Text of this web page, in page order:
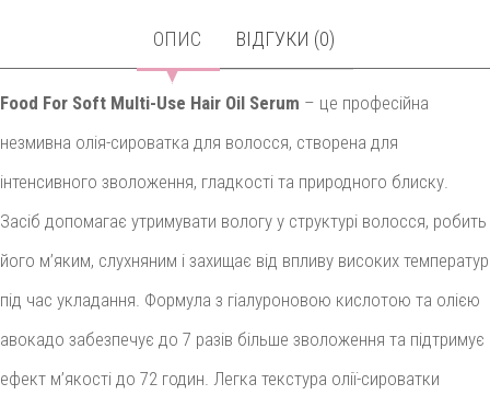
ОПИС ВІДГУКИ (0)
Food For Soft Multi-Use Hair Oil Serum – це професійна
незмивна олія-сироватка для волосся, створена для
інтенсивного зволоження, гладкості та природного блиску.
Засіб допомагає утримувати вологу у структурі волосся, робить
його м’яким, слухняним і захищає від впливу високих температур
під час укладання. Формула з гіалуроновою кислотою та олією
авокадо забезпечує до 7 разів більше зволоження та підтримує
ефект м’якості до 72 годин. Легка текстура олії-сироватки